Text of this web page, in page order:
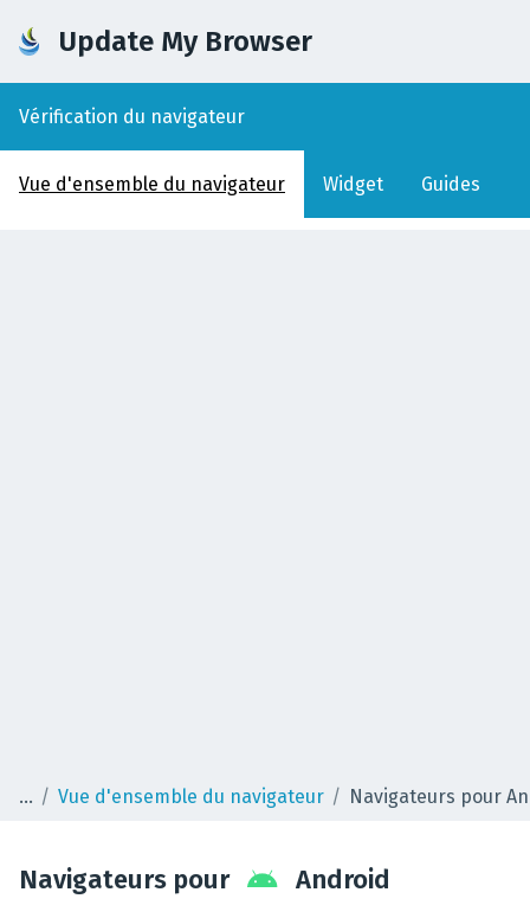
Update My Browser
Vérification du navigateur
Vue d'ensemble du navigateur Widget Guides
Vue d'ensemble du navigateur Navigateurs pour
Navigateurs pour Android